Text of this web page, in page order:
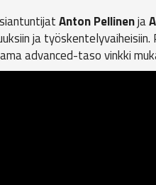
Anton Pellinenja
ja
advanced-taso vinkki